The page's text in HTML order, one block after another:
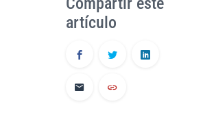
artículo